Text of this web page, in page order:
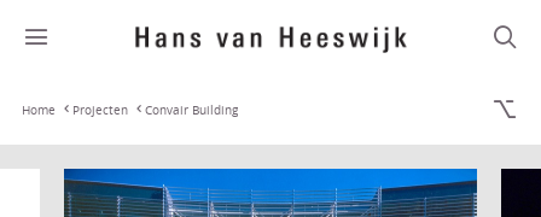
Home Projecten Convair Building